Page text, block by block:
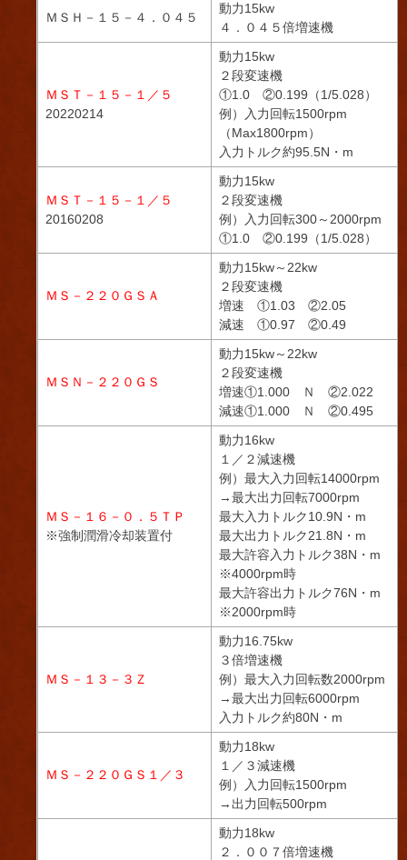
ＭＳＨ－１５－４．０４５
動力15kw
４．０４５倍増速機
ＭＳＴ－１５－１／５
20220214
動力15kw
２段変速機
①1.0 ②0.199（1/5.028）
例）入力回転1500rpm
（Max1800rpm）
入力トルク約95.5N・m
ＭＳＴ－１５－１／５
20160208
動力15kw
２段変速機
例）入力回転300～2000rpm
①1.0 ②0.199（1/5.028）
ＭＳ－２２０ＧＳＡ
動力15kw～22kw
２段変速機
増速 ①1.03 ②2.05
減速 ①0.97 ②0.49
ＭＳＮ－２２０ＧＳ
動力15kw～22kw
２段変速機
増速①1.000 Ｎ ②2.022
減速①1.000 Ｎ ②0.495
ＭＳ－１６－０．５ＴＰ
※強制潤滑冷却装置付
動力16kw
１／２減速機
例）最大入力回転14000rpm
→最大出力回転7000rpm
最大入力トルク10.9N・m
最大出力トルク21.8N・m
最大許容入力トルク38N・m
※4000rpm時
最大許容出力トルク76N・m
※2000rpm時
ＭＳ－１３－３Ｚ
動力16.75kw
３倍増速機
例）最大入力回転数2000rpm
→最大出力回転6000rpm
入力トルク約80N・m
ＭＳ－２２０ＧＳ１／３
動力18kw
１／３減速機
例）入力回転1500rpm
→出力回転500rpm
動力18kw
２．００７倍増速機